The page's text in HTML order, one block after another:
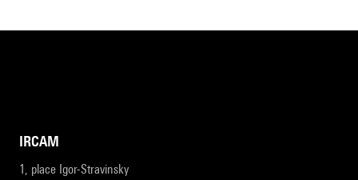
IRCAM
1, place Igor-Stravinsky